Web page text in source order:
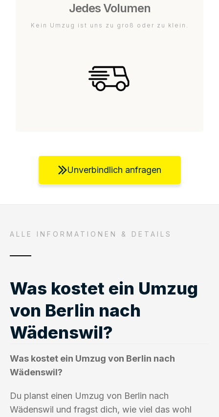
Jedes Volumen
Kein Umzug ist uns zu groß oder zu klein.
Unverbindlich anfragen
ALLE INFORMATIONEN & DETAILS
Was kostet ein Umzug
von Berlin nach
Wädenswil?
Was kostet ein Umzug von Berlin nach
Wädenswil?
Du planst einen Umzug von Berlin nach
Wädenswil und fragst dich, wie viel das wohl